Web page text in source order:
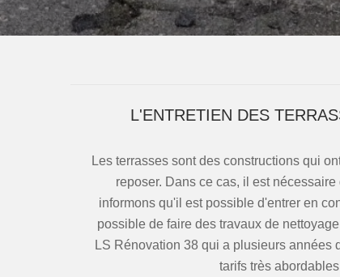
L'ENTRETIEN DES
Les terrasses sont des constructions qui
reposer. Dans ce cas, il est
informons qu'il est possible d'entrer en
possible de faire des travaux de
LS Rénovation 38 qui a plusieurs années
tarifs très